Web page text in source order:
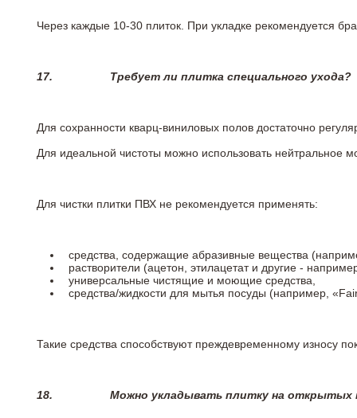
Через каждые 10-30 плиток. При укладке рекомендуется
17. Требует ли плитка специального ухода?
Для сохранности кварц-виниловых полов достаточно
Для идеальной чистоты можно использовать
Для чистки плитки ПВХ не рекомендуется применять:
средства, содержащие абразивные вещества
растворители (ацетон, этилацетат и другие -
универсальные чистящие и моющие средства,
средства/жидкости для мытья посуды (например,
Такие средства способствуют преждевременному износу
18. Можно укладывать плитку на открытых